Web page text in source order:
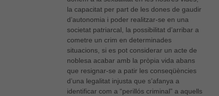
la capacitat per part de les dones de gaudir
d’autonomia i poder realitzar-se en una
societat patriarcal, la possibilitat d’arribar a
cometre un crim en determinades
situacions, si es pot considerar un acte de
noblesa acabar amb la pròpia vida abans
que resignar-se a patir les conseqüències
d’una legalitat injusta que s’afanya a
identificar com a “perillós criminal” a aquells